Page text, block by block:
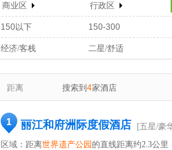
商业区 行政区
150以下 150-300
经济/客栈 二星/舒适
距离 搜索到 4家酒店
1 丽江和府洲际度假酒店
[五星/豪
区域：距离世界遗产公园的直线距离约2.3公里